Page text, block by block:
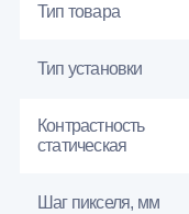
Тип товара
Тип установки
Контрастность
статическая
Шаг пикселя, мм